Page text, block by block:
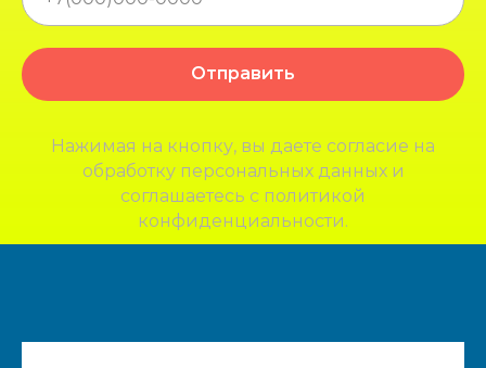
Отправить
Нажимая на кнопку, вы даете согласие на
обработку персональных данных и
соглашаетесь c политикой
конфиденциальности.